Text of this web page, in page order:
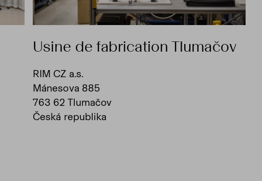
Usine de fabrication Tlumačov
RIM CZ a.s.
Mánesova 885
763 62 Tlumačov
Česká republika